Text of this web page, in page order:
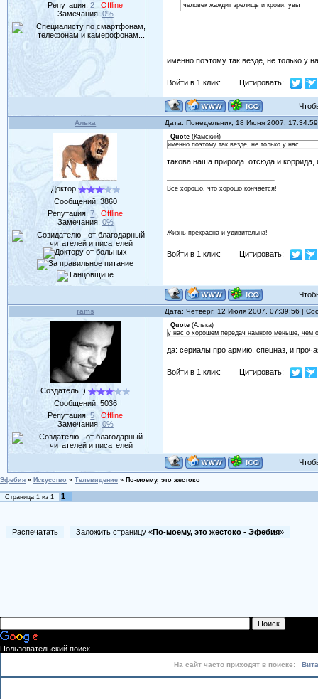
Репутация:2
Offline
Замечания: 0%
человек жаждит зрелищь и крови. увы
именно поэтому так везде, не только у
Войти в 1 клик: Цитировать:
Алька Дата: Понедельник, 18 Июня 2007,
Доктор
Сообщений: 3860
Репутация:7
Offline
Замечания: 0%
Quote(Камский)
именно поэтому так везде, не только у нас
такова наша природа. отсюда и коррида,
Все хорошо, что хорошо кончается!
Жизнь прекрасна и удивительна!
Войти в 1 клик: Цитировать:
rams Дата: Четверг, 12 Июля 2007, 07:39:56 |
Создатель :)
Сообщений: 5036
Репутация:5
Offline
Замечания: 0%
Quote(Алька)
у нас о хорошем передач намного меньше, чем
да: сериалы про армию, спецназ, и
Войти в 1 клик: Цитировать:
Эфебия » Искусство » Телевидение » По-моему, это жестоко
Страница 1 из 1 1
Распечатать Заложить страницу «По-моему, это жестоко - Эфебия»
Пользовательский поиск
На сайт часто приходят в поиске: